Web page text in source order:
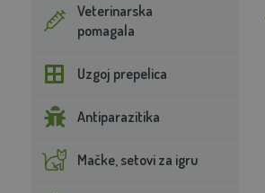
Veterinarska
pomagala
Uzgoj prepelica
Antiparazitika
Mačke, setovi za igru